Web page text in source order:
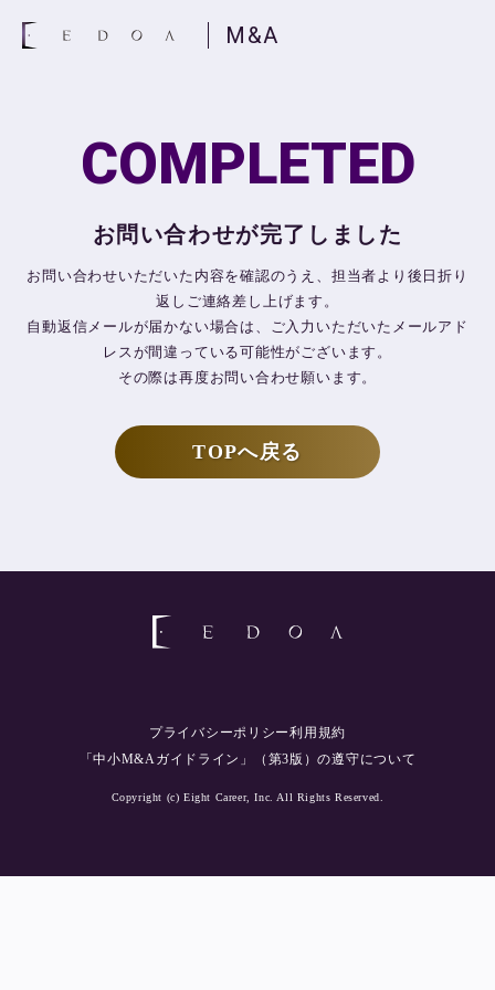
M&A
COMPLETED
お問い合わせが完了しました
お問い合わせいただいた内容を確認のうえ、担当者より後日折り
返しご連絡差し上げます。
自動返信メールが届かない場合は、ご入力いただいたメールアド
レスが間違っている可能性がございます。
その際は再度お問い合わせ願います。
TOPへ戻る
プライバシーポリシー利用規約
「中小M&Aガイドライン」（第3版）の遵守について
Copyright (c) Eight Career, Inc. All Rights Reserved.